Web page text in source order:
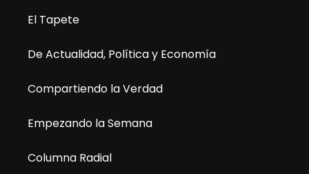
El Tapete
De Actualidad, Política y Economía
Compartiendo la Verdad
Empezando la Semana
Columna Radial